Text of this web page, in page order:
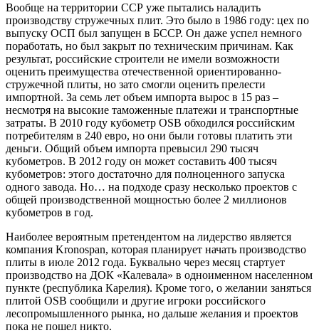
Вообще на территории ССР уже пытались наладить
производству стружечных плит. Это было в 1986 году: цех по
выпуску ОСП был запущен в БССР. Он даже успел немного
поработать, но был закрыт по техническим причинам. Как
результат, российские строители не имели возможности
оценить преимущества отечественной ориентированно-
стружечной плиты, но зато смогли оценить прелести
импортной. За семь лет объем импорта вырос в 15 раз –
несмотря на высокие таможенные платежи и транспортные
затраты. В 2010 году кубометр OSB обходился российским
потребителям в 240 евро, но они были готовы платить эти
деньги. Общий объем импорта превысил 290 тысяч
кубометров. В 2012 году он может составить 400 тысяч
кубометров: этого достаточно для полноценного запуска
одного завода. Но… на подходе сразу несколько проектов с
общей производственной мощностью более 2 миллионов
кубометров в год.
Наиболее вероятным претендентом на лидерство является
компания Kronospan, которая планирует начать производство
плиты в июле 2012 года. Буквально через месяц стартует
производство на ДОК «Калевала» в одноименном населенном
пункте (республика Карелия). Кроме того, о желании заняться
плитой OSB сообщили и другие игроки российского
лесопромышленного рынка, но дальше желания и проектов
пока не пошел никто.